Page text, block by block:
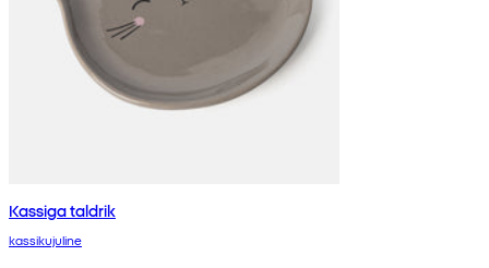
Kassiga taldrik
kassikujuline